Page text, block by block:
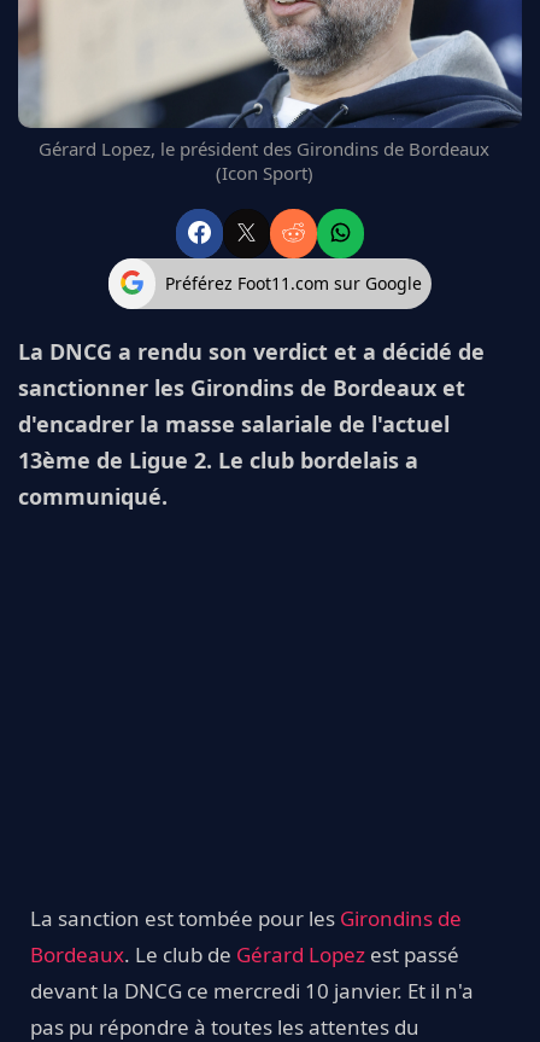
CHELSEA
L'AVIS DE LA RÉDAC'
Gérard Lopez, le président des Girondins de Bordeaux
(Icon Sport)
Préférez Foot11.com sur Google
La DNCG a rendu son verdict et a décidé de
sanctionner les Girondins de Bordeaux et
d'encadrer la masse salariale de l'actuel
13ème de Ligue 2. Le club bordelais a
communiqué.
La sanction est tombée pour les Girondins de
Bordeaux. Le club de Gérard Lopez est passé
devant la DNCG ce mercredi 10 janvier. Et il n'a
pas pu répondre à toutes les attentes du